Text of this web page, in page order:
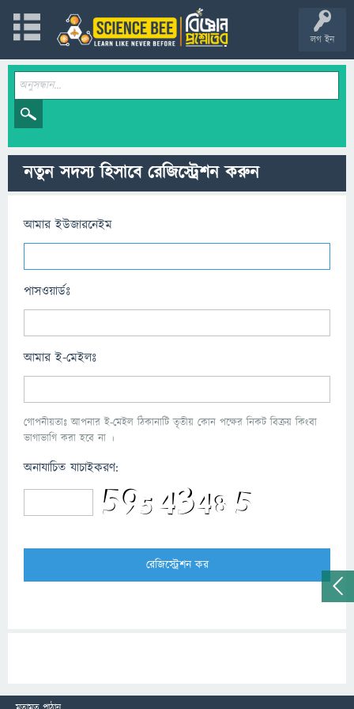
লগ ইন
নতুন সদস্য হিসাবে রেজিস্ট্রেশন করুন
আমার ইউজারনেইম
পাসওয়ার্ডঃ
আমার ই-মেইলঃ
গোপনীয়তাঃ আপনার ই-মেইল ঠিকানাটি তৃতীয় কোন পক্ষের নিকট বিক্রয় কিংবা
ভাগাভাগি করা হবে না ।
অনাযাচিত যাচাইকরণ: